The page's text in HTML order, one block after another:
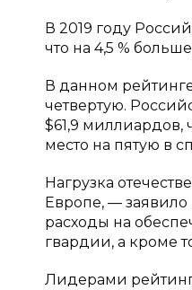
В 2019 году
что на 4,5 %
В данном
четвертую.
$61,9 миллиардов,
место на пятую в
Нагрузка
Европе, —
расходы на
гвардии, а кроме
Лидерами